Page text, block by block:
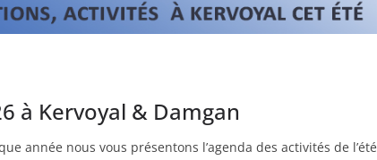
à Kervoyal & Damgan
année nous vous présentons l’agenda des activités de l’été